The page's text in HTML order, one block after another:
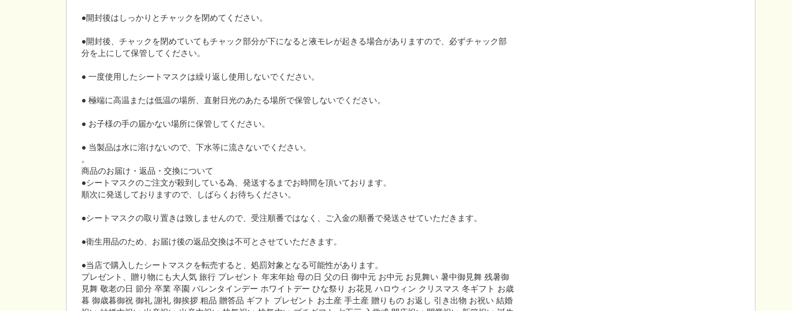
●開封後はしっかりとチャックを閉めてください。
●開封後、チャックを閉めていてもチャック部分が下になると液モレが起きる場合がありますので、必ずチャック部
分を上にして保管してください。
● 一度使用したシートマスクは繰り返し使用しないでください。
● 極端に高温または低温の場所、直射日光のあたる場所で保管しないでください。
● お子様の手の届かない場所に保管してください。
● 当製品は水に溶けないので、下水等に流さないでください。
。
商品のお届け・返品・交換について
●シートマスクのご注文が殺到している為、発送するまでお時間を頂いております。
順次に発送しておりますので、しばらくお待ちください。
●シートマスクの取り置きは致しませんので、受注順番ではなく、ご入金の順番で発送させていただきます。
●衛生用品のため、お届け後の返品交換は不可とさせていただきます。
●当店で購入したシートマスクを転売すると、処罰対象となる可能性があります。
プレゼント、贈り物にも大人気 旅行 プレゼント 年末年始 母の日 父の日 御中元 お中元 お見舞い 暑中御見舞 残暑御
見舞 敬老の日 節分 卒業 卒園 バレンタインデー ホワイトデー ひな祭り お花見 ハロウィン クリスマス 冬ギフト お歳
暮 御歳暮御祝 御礼 謝礼 御挨拶 粗品 贈答品 ギフト プレゼント お土産 手土産 贈りもの お返し 引き出物 お祝い 結婚